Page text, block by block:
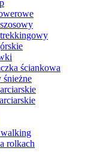
ściankowa
śnieżne
rolkach